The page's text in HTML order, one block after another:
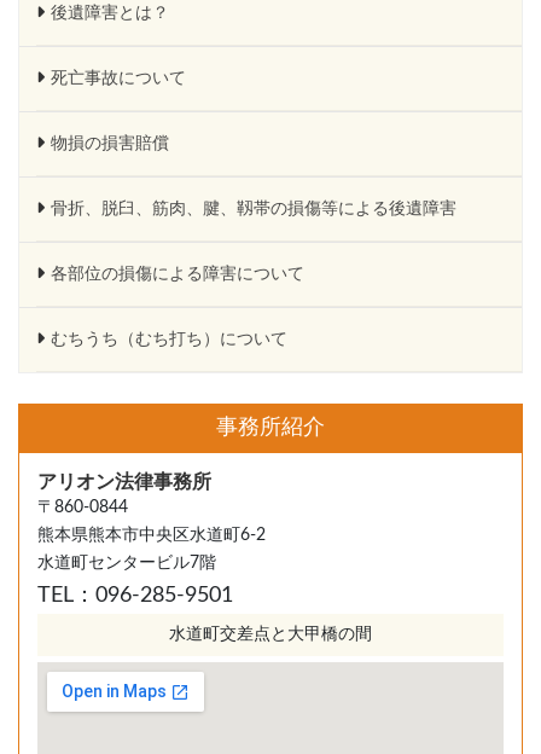
後遺障害とは？
死亡事故について
物損の損害賠償
骨折、脱臼、筋肉、腱、靱帯の損傷等による後遺障害
各部位の損傷による障害について
むちうち（むち打ち）について
事務所紹介
アリオン法律事務所
〒860-0844
熊本県熊本市中央区水道町6-2
水道町センタービル7階
TEL：096-285-9501
水道町交差点と大甲橋の間